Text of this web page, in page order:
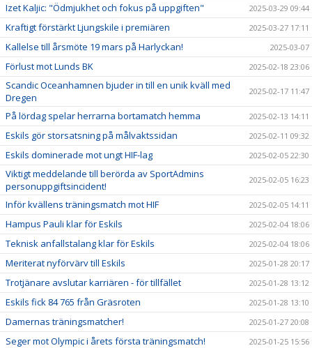
Izet Kaljic: "Ödmjukhet och fokus på uppgiften" 2025-03-29 09:44
Kraftigt förstärkt Ljungskile i premiären 2025-03-27 17:11
Kallelse till årsmöte 19 mars på Harlyckan! 2025-03-07
Förlust mot Lunds BK 2025-02-18 23:06
Scandic Oceanhamnen bjuder in till en unik kväll med
Dregen
2025-02-17 11:47
På lördag spelar herrarna bortamatch hemma 2025-02-13 14:11
Eskils gör storsatsning på målvaktssidan 2025-02-11 09:32
Eskils dominerade mot ungt HIF-lag 2025-02-05 22:30
Viktigt meddelande till berörda av SportAdmins
personuppgiftsincident!
2025-02-05 16:23
Inför kvällens träningsmatch mot HIF 2025-02-05 14:11
Hampus Pauli klar för Eskils 2025-02-04 18:06
Teknisk anfallstalang klar för Eskils 2025-02-04 18:06
Meriterat nyförvärv till Eskils 2025-01-28 20:17
Trotjänare avslutar karriären - för tillfället 2025-01-28 13:12
Eskils fick 84 765 från Gräsroten 2025-01-28 13:10
Damernas träningsmatcher! 2025-01-27 20:08
Seger mot Olympic i årets första träningsmatch! 2025-01-25 15:56